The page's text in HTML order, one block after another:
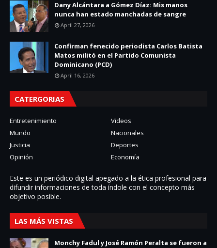
Dany Alcántara a Gómez Díaz: Mis manos
nunca han estado manchadas de sangre
April 27, 2026
Confirman fenecido periodista Carlos Batista
Matos militó en el Partido Comunista
Dominicano (PCD)
April 16, 2026
CATERGORIAS
Entretenimiento
Videos
Mundo
Nacionales
Justicia
Deportes
Opinión
Economía
Este es un periódico digital apegado a la ética profesional para
difundir informaciones de toda í­ndole con el concepto más
objetivo posible.
LAS MÁS VISTAS
Monchy Fadul y José Ramón Peralta se fueron a